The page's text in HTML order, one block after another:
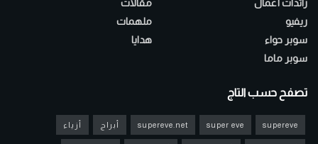
رائدات أعمال
ريفيو
سوبر حواء
سوبر ماما
مقالات
ملهمات
هدايا
تصفح حسب التاج
supereve
super eve
supereve.net أبراج أزياء